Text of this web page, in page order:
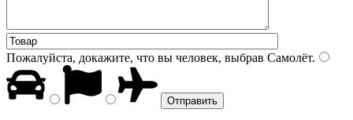
Пожалуйста, докажите, что вы человек, выбрав Самолёт.